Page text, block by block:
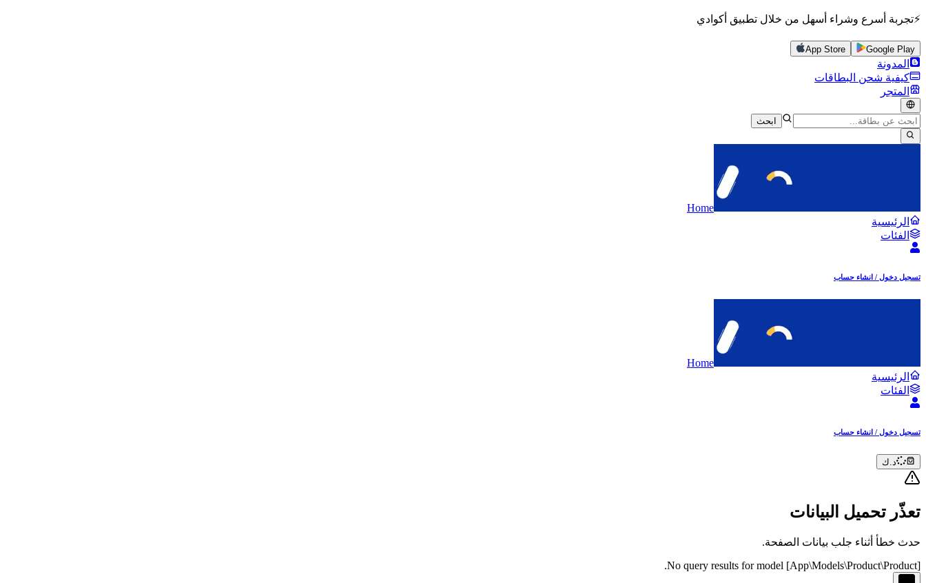
⚡تجربة أسرع وشراء أسهل من خلال تطبيق أكوادي
Google Play
App Store
المدونة
كيفية شحن البطاقات
المتجر
ابحث
Home
الرئيسية
الفئات
تسجيل دخول / انشاء حساب
Home
الرئيسية
الفئات
تسجيل دخول / انشاء حساب
د.ك
تعذّر تحميل البيانات
حدث خطأ أثناء جلب بيانات الصفحة.
No query results for model [App\Models\Product\Product].